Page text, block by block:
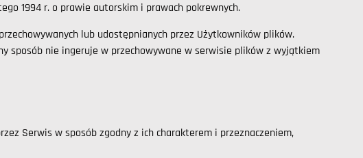
1994 r. o prawie autorskim i prawach pokrewnych.
lub udostępnianych przez Użytkowników plików.
sposób nie ingeruje w przechowywane w serwisie plików z wyjątkiem
Serwis w sposób zgodny z ich charakterem i przeznaczeniem,